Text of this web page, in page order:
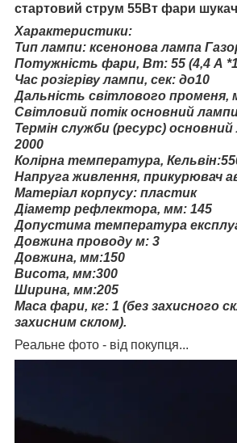
стартовий струм 55Вт фари
Характеристики:
Тип лампи: ксенонова лампа
Потужність фари, Вт: 55 (4,4 А
Час розігріву лампи, сек: до10
Дальність світлового променя,
Світловий потік основний
Термін служби (ресурс)
2000
Колірна температура,
Напруга живлення, прикурювач
Матеріал корпусу: пластик
Діаметр рефлектора, мм: 145
Допустима температура
Довжина проводу м: 3
Довжина, мм:150
Висота, мм:300
Ширина, мм:205
Маса фари, кг: 1 (без захисного
захисним склом).
Реальне фото - від покупця...